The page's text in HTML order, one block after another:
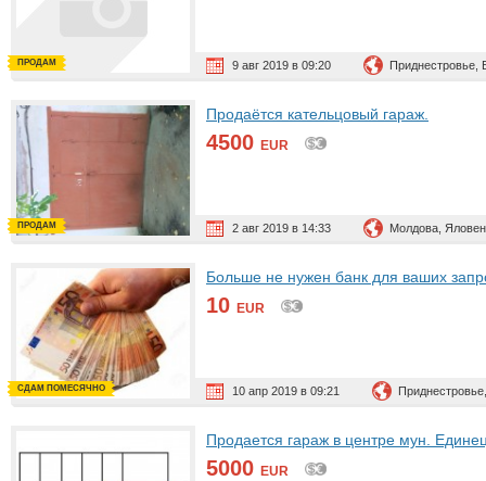
9 авг 2019 в 09:20 Приднестровье,
ПРОДАМ
Продаётся кательцовый гараж.
4500 EUR
2 авг 2019 в 14:33 Молдова,
ПРОДАМ
Больше не нужен банк для ваших
10 EUR
10 апр 2019 в 09:21
СДАМ ПОМЕСЯЧНО
Продается гараж в центре мун.
5000 EUR